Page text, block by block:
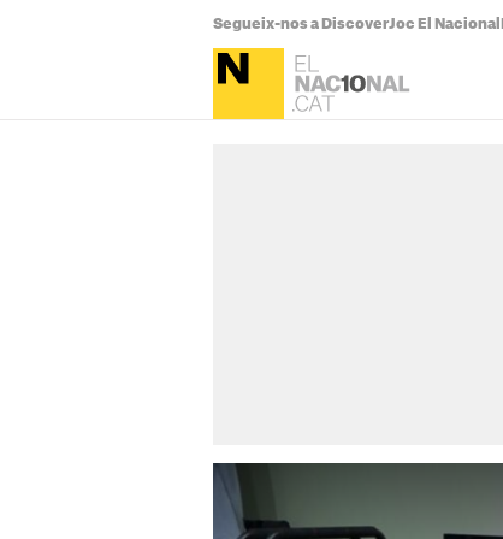
Segueix-nos a DiscoverJoc El Nacional